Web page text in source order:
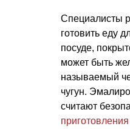
Специалисты
готовить еду
посуде,
может быть
называемый
чугун.
считают